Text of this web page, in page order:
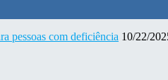
pessoas com deficiência 10/22/